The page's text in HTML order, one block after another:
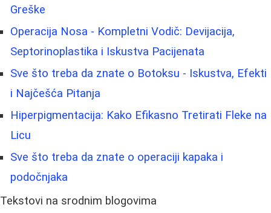
Greške
Operacija Nosa - Kompletni Vodič: Devijacija,
Septorinoplastika i Iskustva Pacijenata
Sve što treba da znate o Botoksu - Iskustva, Efekti
i Najčešća Pitanja
Hiperpigmentacija: Kako Efikasno Tretirati Fleke na
Licu
Sve što treba da znate o operaciji kapaka i
podočnjaka
Tekstovi na srodnim blogovima